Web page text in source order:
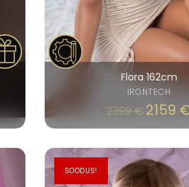
Flora 162cm
IRONTECH
2399€2159
SOODUS!